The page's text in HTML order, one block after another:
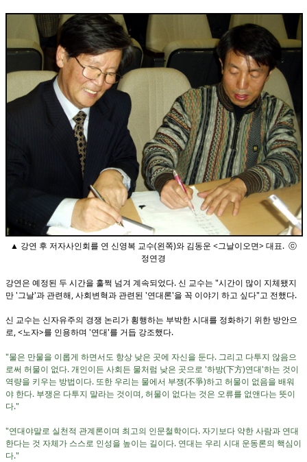
▲ 강연 후 저자사인회를 연 신영복 교수(왼쪽)와 김동운 <그날이오면> 대표. ⓒ
정연경
강연은 예정된 두 시간을 훌쩍 넘겨 계속되었다. 신 교수는 "시간이 많이 지체됐지
만 '그날'과 관련해, 사회변혁과 관련된 '연대론'을 꼭 이야기 하고 싶다"고 전했다.
신 교수는 신자유주의 경쟁 논리가 횡행하는 부박한 시대를 정화하기 위한 방안으
로, <노자>를 인용하며 '연대'를 거듭 강조했다.
"물은 만물을 이롭게 하면서도 항상 낮은 곳에 자신을 둔다. 그리고 다투지 않음으
로써 허물이 없다. 개인이든 사회든 물처럼 낮은 곳으로 '하방(下方)연대'하는 것이
역량을 키우는 방법이다. 또한 우리는 물에서 부쟁(不爭)하고 허물이 없음을 배워
야 한다. 부쟁은 다투지 말라는 것이며, 허물이 없다는 것은 오류를 없앤다는 뜻이
다."
"연대야말로 실천적 관계론이며 최고의 인문철학이다. 자기보다 약한 사람과 연대
한다는 것 자체가 스스로 인성을 높이는 길이다. 연대는 우리 시대 운동론의 핵심이
다."